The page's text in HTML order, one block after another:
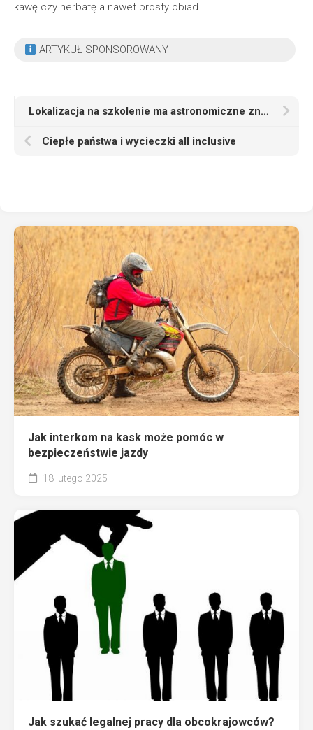
kawę czy herbatę a nawet prosty obiad.
ARTYKUŁ SPONSOROWANY
Lokalizacja na szkolenie ma astronomiczne znaczenie – najem sali szkoleniowej
Ciepłe państwa i wycieczki all inclusive
Jak interkom na kask może pomóc w
bezpieczeństwie jazdy
18 lutego 2025
Jak szukać legalnej pracy dla obcokrajowców?